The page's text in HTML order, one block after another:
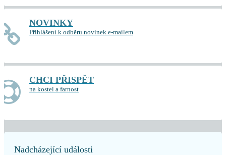
NOVINKY
Přihlášení k odběru novinek e-mailem
CHCI PŘISPĚT
na kostel a farnost
Nadcházející události